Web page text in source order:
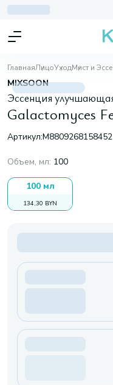
ГлавнаяЛицоУходМист и
MIXSOON
Эссенция
Galactomyces
Артикул:M8809268158452
Объем, мл: 100
100 мл
134,30 BYN